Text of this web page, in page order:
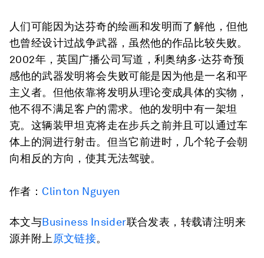
人们可能因为达芬奇的绘画和发明而了解他，但他
也曾经设计过战争武器，虽然他的作品比较失败。
2002年，英国广播公司写道，利奥纳多·达芬奇预
感他的武器发明将会失败可能是因为他是一名和平
主义者。但他依靠将发明从理论变成具体的实物，
他不得不满足客户的需求。他的发明中有一架坦
克。这辆装甲坦克将走在步兵之前并且可以通过车
体上的洞进行射击。但当它前进时，几个轮子会朝
向相反的方向，使其无法驾驶。
作者： Clinton Nguyen
本文与Business Insider联合发表，转载请注明来
源并附上 原文链接。